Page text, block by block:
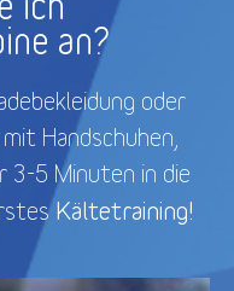
an?
oder
Handschuhen,
3-5 Minuten in die
Kältetraining!